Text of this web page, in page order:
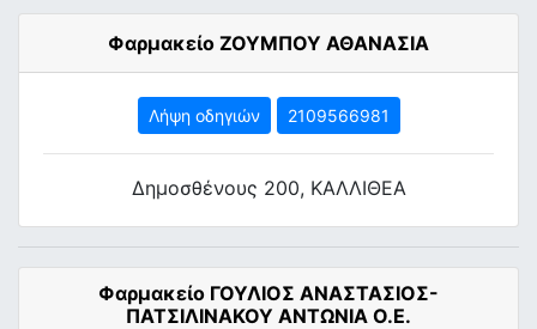
Φαρμακείο ΖΟΥΜΠΟΥ ΑΘΑΝΑΣΙΑ
Λήψη οδηγιών 2109566981
Δημοσθένους 200, ΚΑΛΛΙΘΕΑ
Φαρμακείο ΓΟΥΛΙΟΣ ΑΝΑΣΤΑΣΙΟΣ-
ΠΑΤΣΙΛΙΝΑΚΟΥ ΑΝΤΩΝΙΑ Ο.Ε.